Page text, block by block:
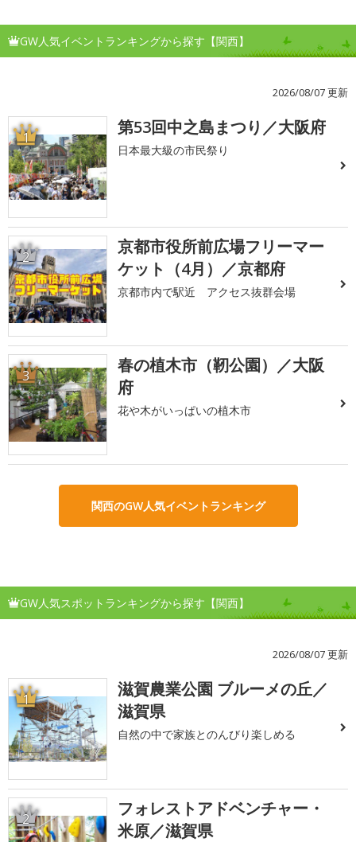
GW人気イベントランキングから探す【関西】
2026/08/07 更新
1 第53回中之島まつり／大阪府
日本最大級の市民祭り
2
京都市役所前広場フリーマー
ケット（4月）／京都府
京都市内で駅近 アクセス抜群会場
3
春の植木市（靭公園）／大阪
府
花や木がいっぱいの植木市
関西のGW人気イベントランキング
GW人気スポットランキングから探す【関西】
2026/08/07 更新
1
滋賀農業公園 ブルーメの丘／
滋賀県
自然の中で家族とのんびり楽しめる
2
フォレストアドベンチャー・
米原／滋賀県